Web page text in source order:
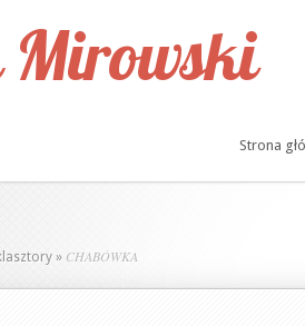
Mirowski
Strona
» CHABÓWKA